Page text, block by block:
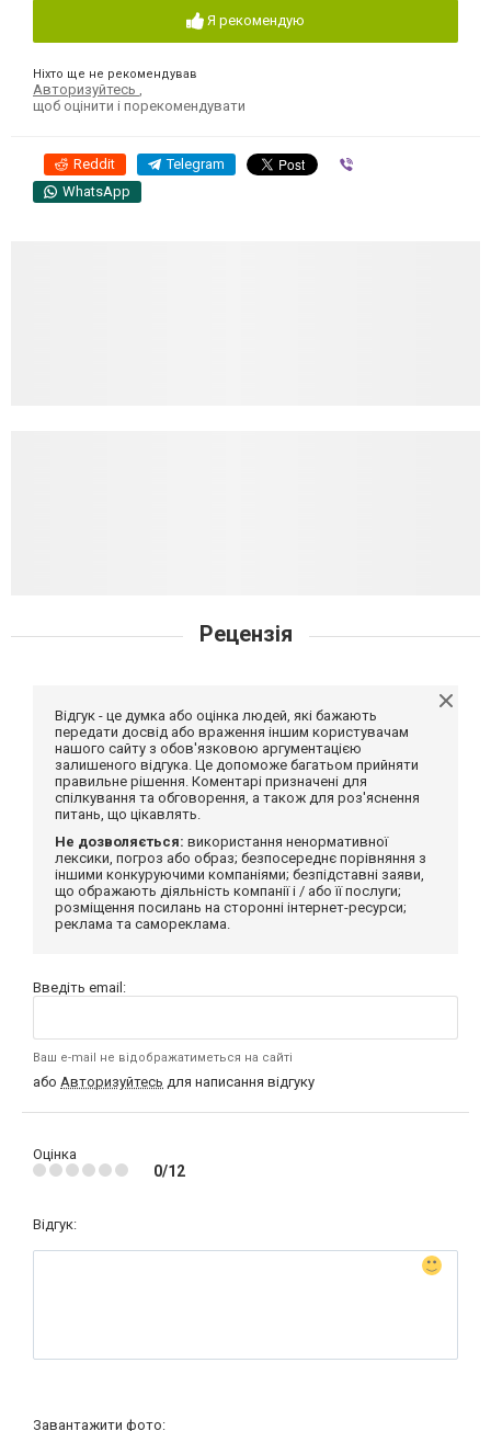
Я рекомендую
Ніхто ще не рекомендував
Авторизуйтесь ,
щоб оцінити і порекомендувати
Reddit Telegram
WhatsApp
Рецензія
Відгук - це думка або оцінка людей, які бажають
передати досвід або враження іншим користувачам
нашого сайту з обов'язковою аргументацією
залишеного відгука. Це допоможе багатьом прийняти
правильне рішення. Коментарі призначені для
спілкування та обговорення, а також для роз'яснення
питань, що цікавлять.
Не дозволяється: використання ненормативної
лексики, погроз або образ; безпосереднє порівняння з
іншими конкуруючими компаніями; безпідставні заяви,
що ображають діяльність компанії і / або її послуги;
розміщення посилань на сторонні інтернет-ресурси;
реклама та самореклама.
Введіть email:
Ваш e-mail не відображатиметься на сайті
або Авторизуйтесь для написання відгуку
Оцінка
0/12
Відгук:
Завантажити фото: